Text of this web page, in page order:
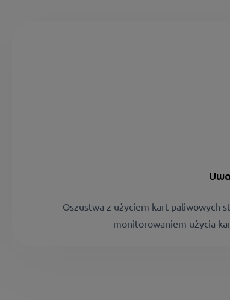
Oszustwa z użyciem kart paliwowych
monitorowaniem użycia